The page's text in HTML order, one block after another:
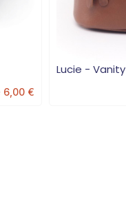
6,00 €
Lucie - Vanity